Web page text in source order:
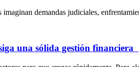
demandas judiciales,
una sólida gestión financiera